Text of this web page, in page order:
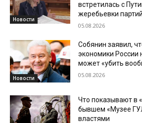
Новости
встретилась с
жеребьевки партий
05.08.2026
Новости
Собянин заявил,
экономики России
может «убить
05.08.2026
Что показывают в
бывшем «Музее
властями